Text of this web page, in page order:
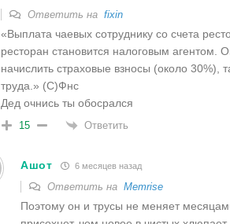
Ответить на fixin
«Выплата чаевых сотруднику со счета
ресторан становится налоговым
начислить страховые взносы (около 30%),
труда.» (С)Фнс
Дед очнись ты обосрался
15 Ответить
Ашот 6 месяцев назад
Ответить на Memrise
Поэтому он и трусы не меняет